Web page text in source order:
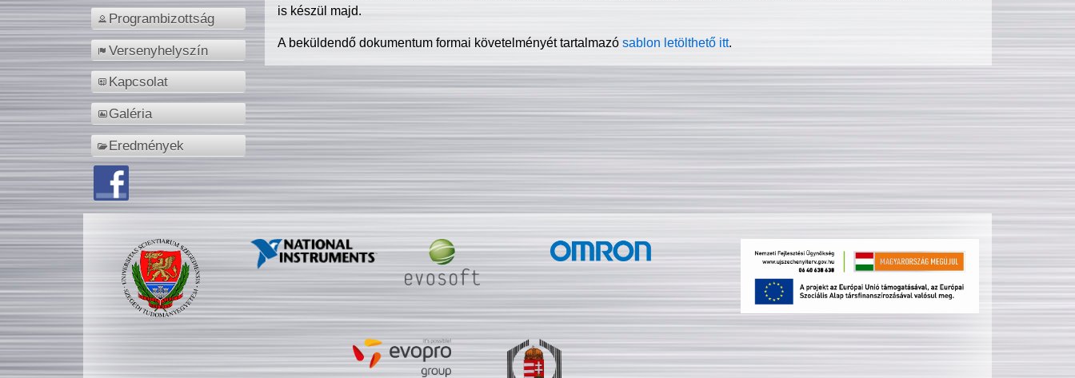
Programbizottság
Versenyhelyszín
Kapcsolat
Galéria
Eredmények
is készül majd.
A beküldendő dokumentum formai követelményét tartalmazósablon letölthető itt.